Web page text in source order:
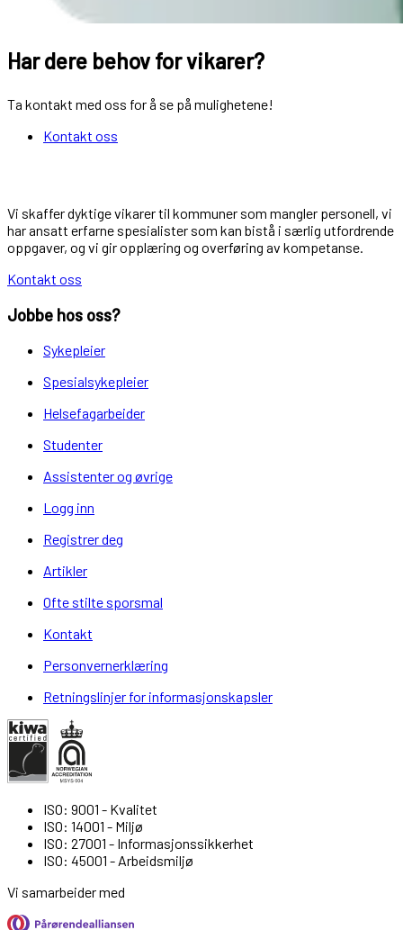
Har dere behov for vikarer?
Ta kontakt med oss for å se på mulighetene!
Kontakt oss
Vi skaffer dyktige vikarer til kommuner som mangler personell, vi
har ansatt erfarne spesialister som kan bistå i særlig utfordrende
oppgaver, og vi gir opplæring og overføring av kompetanse.
Kontakt oss
Jobbe hos oss?
Sykepleier
Spesialsykepleier
Helsefagarbeider
Studenter
Assistenter og øvrige
Logg inn
Registrer deg
Artikler
Ofte stilte sporsmal
Kontakt
Personvernerklæring
Retningslinjer for informasjonskapsler
ISO: 9001 - Kvalitet
ISO: 14001 - Miljø
ISO: 27001 - Informasjonssikkerhet
ISO: 45001 - Arbeidsmiljø
Vi samarbeider med